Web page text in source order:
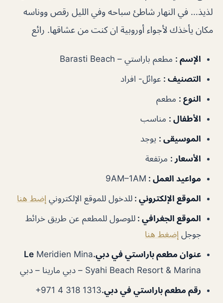
لذيذ… في النهار شاطئ سباحه وفي الليل رقص ووناسه
مكان يأخذك لأجواء أوروبية ان كنت من عشاقها. رائع
الإسم : مطعم باراستي – Barasti Beach
التصنيف : عوائل- افراد
النوع : مطعم
الأطفال : مناسب
الموسيقى : يوجد
الأسعار : مرتفعة
مواعيد العمل : 9AM–1AM
الموقع الإلكتروني : للدخول للموقع الإلكتروني إضط هنا
الموقع الجغرافي : للوصول للمطعم عن طريق خرائط
جوجل إضغط هنا
عنوان مطعم باراستي في دبي.LeMeridien Mina
Syahi Beach Resort & Marina – دبي مارينا – دبي
رقم مطعم باراستي في دبي.